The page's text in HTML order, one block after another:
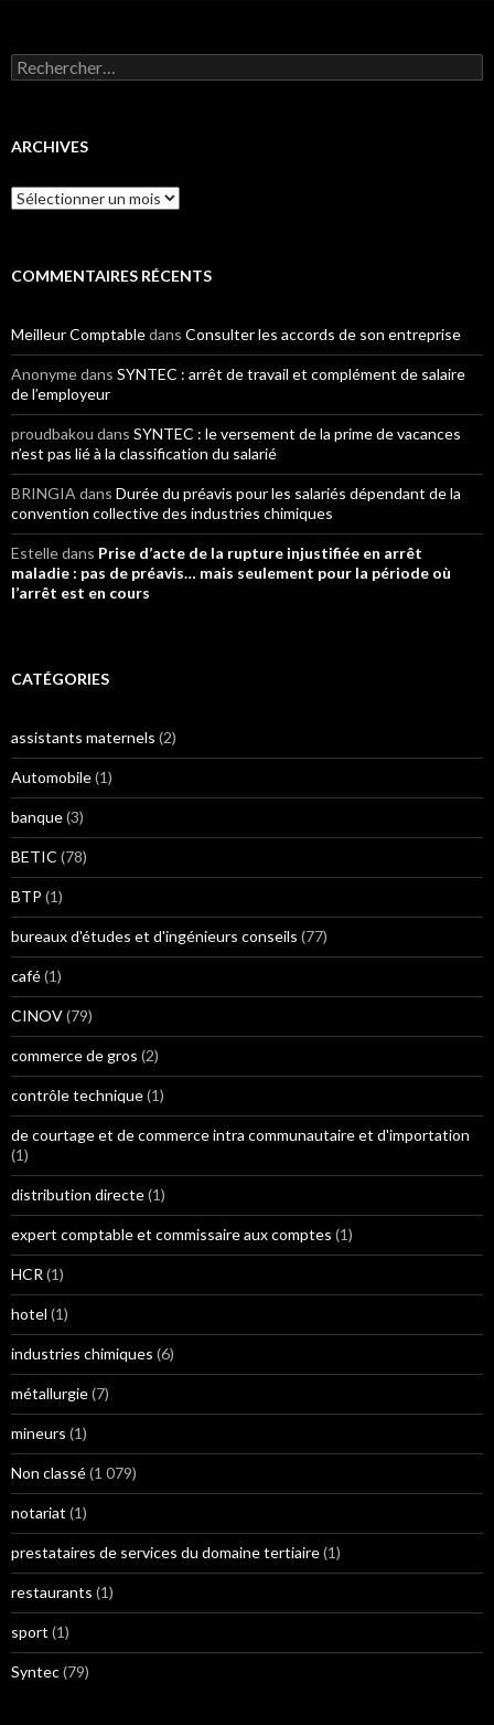
Rechercher :
ARCHIVES
Archives
COMMENTAIRES RÉCENTS
Meilleur Comptabledans Consulter les accords de son entreprise
Anonymedans SYNTEC : arrêt de travail et complément de salaire
de l’employeur
proudbakou dans SYNTEC : le versement de la prime de vacances
n’est pas lié à la classification du salarié
BRINGIA dans Durée du préavis pour les salariés dépendant de la
convention collective des industries chimiques
Estelledans Prise d’acte de la rupture injustifiée en arrêt
maladie : pas de préavis… mais seulement pour la période où
l’arrêt est en cours
CATÉGORIES
assistants maternels (2)
Automobile(1)
banque(3)
BETIC (78)
BTP (1)
bureaux d'études et d'ingénieurs conseils (77)
café(1)
CINOV(79)
commerce de gros (2)
contrôle technique(1)
de courtage et de commerce intra communautaire et d'importation
(1)
distribution directe(1)
expert comptable et commissaire aux comptes (1)
HCR (1)
hotel (1)
industries chimiques (6)
métallurgie(7)
mineurs (1)
Non classé(1 079)
notariat (1)
prestataires de services du domaine tertiaire(1)
restaurants (1)
sport (1)
Syntec(79)